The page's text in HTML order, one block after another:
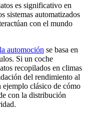
es significativo en
sistemas automatizados
con el mundo
automoción se basa en
Si un coche
recopilados en climas
del rendimiento al
ejemplo clásico de cómo
con la distribución